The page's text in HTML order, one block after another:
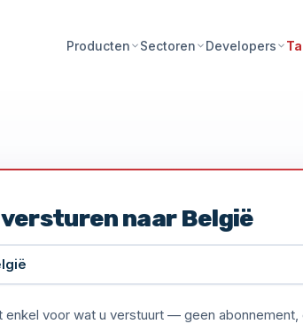
Producten Sectoren Developers
versturen naar België
enkel voor wat u verstuurt — geen